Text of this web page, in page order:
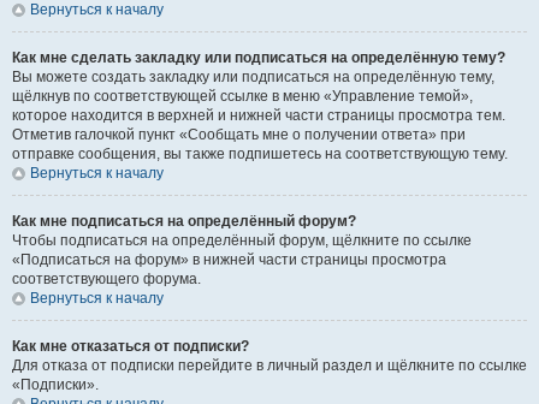
Вернуться к началу
Как мне сделать закладку или подписаться на определённую тему?
Вы можете создать закладку или подписаться на определённую тему,
щёлкнув по соответствующей ссылке в меню «Управление темой»,
которое находится в верхней и нижней части страницы просмотра тем.
Отметив галочкой пункт «Сообщать мне о получении ответа» при
отправке сообщения, вы также подпишетесь на соответствующую тему.
Вернуться к началу
Как мне подписаться на определённый форум?
Чтобы подписаться на определённый форум, щёлкните по ссылке
«Подписаться на форум» в нижней части страницы просмотра
соответствующего форума.
Вернуться к началу
Как мне отказаться от подписки?
Для отказа от подписки перейдите в личный раздел и щёлкните по ссылке
«Подписки».